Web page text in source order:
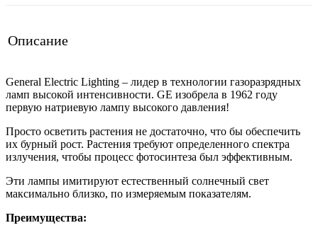
Описание
General Electric Lighting – лидер в технологии газоразрядных
ламп высокой интенсивности. GE изобрела в 1962 году
первую натриевую лампу высокого давления!
Просто осветить растения не достаточно, что бы обеспечить
их бурный рост. Растения требуют определенного спектра
излучения, чтобы процесс фотосинтеза был эффективным.
Эти лампы имитируют естественный солнечный свет
максимально близко, по измеряемым показателям.
Преимущества: